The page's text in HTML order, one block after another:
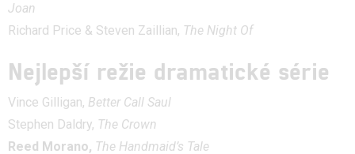
Joan
Richard Price & Steven Zaillian, The Night Of
Nejlepší režie dramatické série
Vince Gilligan, Better Call Saul
Stephen Daldry, The Crown
Reed Morano, The Handmaid’s Tale